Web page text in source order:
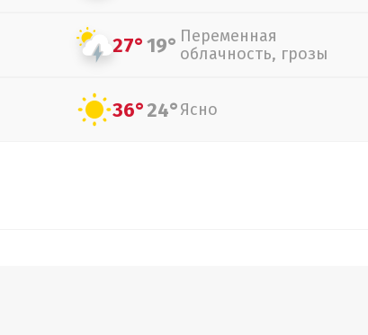
27°19° Переменная
облачность, грозы
36°24°Ясно